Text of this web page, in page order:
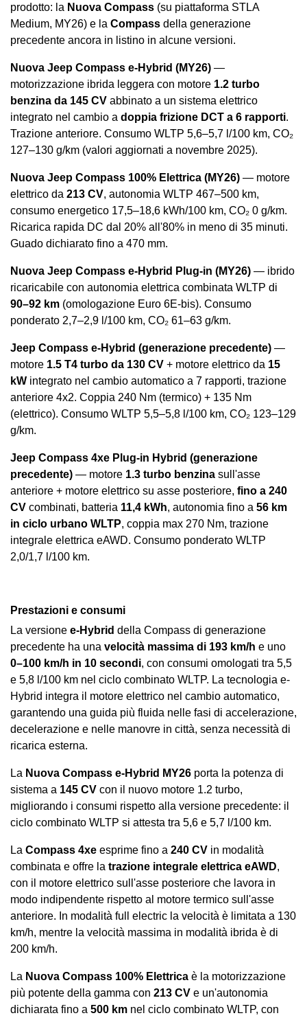
prodotto: la Nuova Compass (su piattaforma STLA
Medium, MY26) e la Compass della generazione
precedente ancora in listino in alcune versioni.
Nuova Jeep Compass e-Hybrid (MY26) —
motorizzazione ibrida leggera con motore 1.2 turbo
benzina da 145 CV abbinato a un sistema elettrico
integrato nel cambio a doppia frizione DCT a 6 rapporti.
Trazione anteriore. Consumo WLTP 5,6–5,7 l/100 km, CO₂
127–130 g/km (valori aggiornati a novembre 2025).
Nuova Jeep Compass 100% Elettrica (MY26) — motore
elettrico da 213 CV, autonomia WLTP 467–500 km,
consumo energetico 17,5–18,6 kWh/100 km, CO₂ 0 g/km.
Ricarica rapida DC dal 20% all'80% in meno di 35 minuti.
Guado dichiarato fino a 470 mm.
Nuova Jeep Compass e-Hybrid Plug-in (MY26) — ibrido
ricaricabile con autonomia elettrica combinata WLTP di
90–92 km (omologazione Euro 6E-bis). Consumo
ponderato 2,7–2,9 l/100 km, CO₂ 61–63 g/km.
Jeep Compass e-Hybrid (generazione precedente) —
motore 1.5 T4 turbo da 130 CV + motore elettrico da 15
kW integrato nel cambio automatico a 7 rapporti, trazione
anteriore 4x2. Coppia 240 Nm (termico) + 135 Nm
(elettrico). Consumo WLTP 5,5–5,8 l/100 km, CO₂ 123–129
g/km.
Jeep Compass 4xe Plug-in Hybrid (generazione
precedente) — motore 1.3 turbo benzina sull'asse
anteriore + motore elettrico su asse posteriore, fino a 240
CV combinati, batteria 11,4 kWh, autonomia fino a 56 km
in ciclo urbano WLTP, coppia max 270 Nm, trazione
integrale elettrica eAWD. Consumo ponderato WLTP
2,0/1,7 l/100 km.
Prestazioni e consumi
La versione e-Hybrid della Compass di generazione
precedente ha una velocità massima di 193 km/h e uno
0–100 km/h in 10 secondi, con consumi omologati tra 5,5
e 5,8 l/100 km nel ciclo combinato WLTP. La tecnologia e-
Hybrid integra il motore elettrico nel cambio automatico,
garantendo una guida più fluida nelle fasi di accelerazione,
decelerazione e nelle manovre in città, senza necessità di
ricarica esterna.
La Nuova Compass e-Hybrid MY26 porta la potenza di
sistema a 145 CV con il nuovo motore 1.2 turbo,
migliorando i consumi rispetto alla versione precedente: il
ciclo combinato WLTP si attesta tra 5,6 e 5,7 l/100 km.
La Compass 4xe esprime fino a 240 CV in modalità
combinata e offre la trazione integrale elettrica eAWD,
con il motore elettrico sull'asse posteriore che lavora in
modo indipendente rispetto al motore termico sull'asse
anteriore. In modalità full electric la velocità è limitata a 130
km/h, mentre la velocità massima in modalità ibrida è di
200 km/h.
La Nuova Compass 100% Elettrica è la motorizzazione
più potente della gamma con 213 CV e un'autonomia
dichiarata fino a 500 km nel ciclo combinato WLTP, con